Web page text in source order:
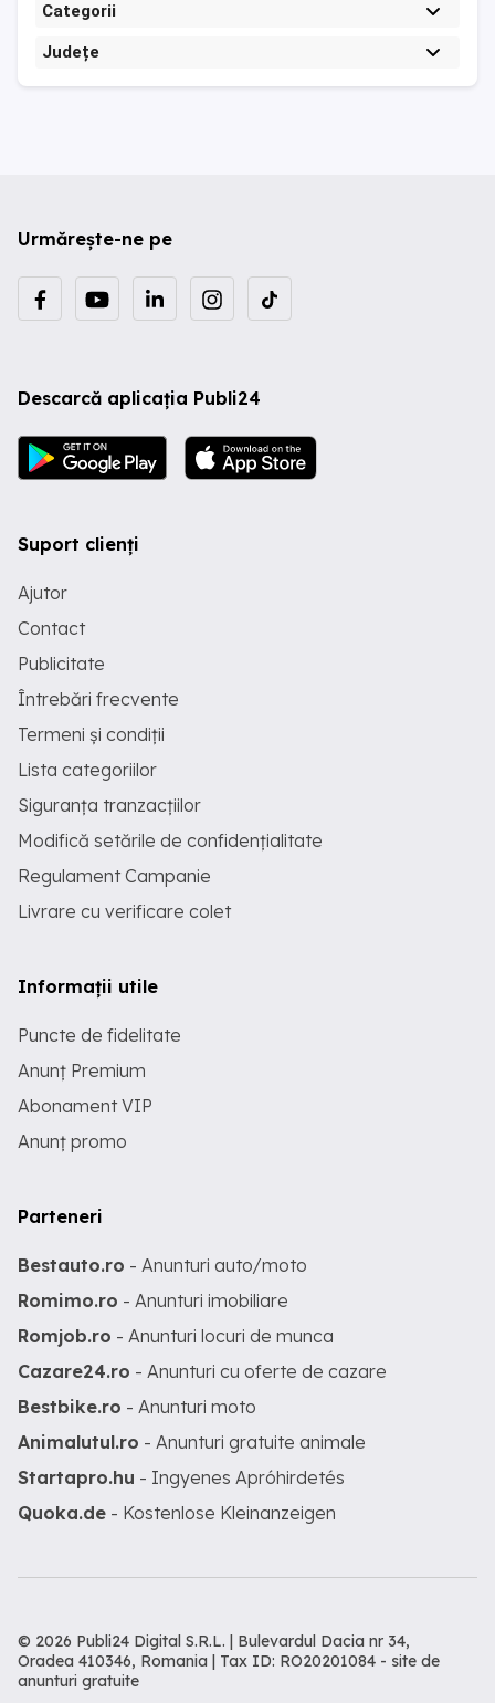
Categorii
Județe
Urmărește-ne pe
Descarcă aplicația Publi24
Suport clienți
Ajutor
Contact
Publicitate
Întrebări frecvente
Termeni și condiții
Lista categoriilor
Siguranța tranzacțiilor
Modifică setările de confidențialitate
Regulament Campanie
Livrare cu verificare colet
Informații utile
Puncte de fidelitate
Anunț Premium
Abonament VIP
Anunț promo
Parteneri
Bestauto.ro - Anunturi auto/moto
Romimo.ro - Anunturi imobiliare
Romjob.ro - Anunturi locuri de munca
Cazare24.ro - Anunturi cu oferte de cazare
Bestbike.ro - Anunturi moto
Animalutul.ro - Anunturi gratuite animale
Startapro.hu - Ingyenes Apróhirdetés
Quoka.de - Kostenlose Kleinanzeigen
© 2026 Publi24 Digital S.R.L. | Bulevardul Dacia nr 34,
Oradea 410346, Romania | Tax ID: RO20201084 - site de
anunturi gratuite